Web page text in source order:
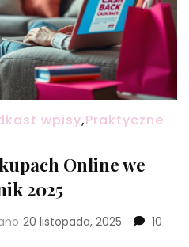
wpisy,Praktyczne
Online we
2025
20 listopada, 2025
10